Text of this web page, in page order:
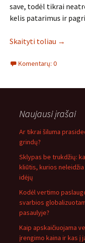
save, todėl tikrai
kelis patarimus ir
Skaityti toliau →
Komentarų: 0
Naujausi įrašai
Ar tikrai šiluma
grindų?
Sklypas be trukdžių:
kliūtis, kurios
idėjų
Kodėl vertimo
svarbios
pasaulyje?
Kaip apskaičiuojama
įrengimo kaina ir kas į